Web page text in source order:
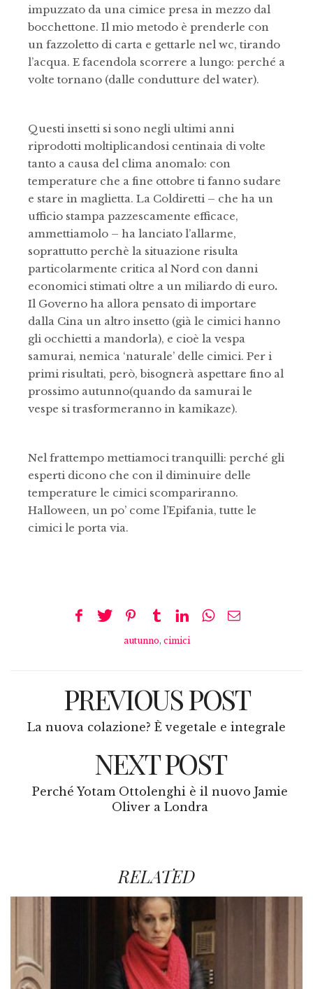
impuzzato da una cimice presa in mezzo dal
bocchettone. Il mio metodo è prenderle con
un fazzoletto di carta e gettarle nel wc, tirando
l’acqua. E facendola scorrere a lungo: perché a
volte tornano (dalle condutture del water).
Questi insetti si sono negli ultimi anni
riprodotti moltiplicandosi centinaia di volte
tanto a causa del clima anomalo: con
temperature che a fine ottobre ti fanno sudare
e stare in maglietta. La Coldiretti – che ha un
ufficio stampa pazzescamente efficace,
ammettiamolo – ha lanciato l’allarme,
soprattutto perchè la situazione risulta
particolarmente critica al Nord con danni
economici stimati oltre a un miliardo di euro.
Il Governo ha allora pensato di importare
dalla Cina un altro insetto (già le cimici hanno
gli occhietti a mandorla), e cioè la vespa
samurai, nemica ‘naturale’ delle cimici. Per i
primi risultati, però, bisognerà aspettare fino al
prossimo autunno(quando da samurai le
vespe si trasformeranno in kamikaze).
Nel frattempo mettiamoci tranquilli: perché gli
esperti dicono che con il diminuire delle
temperature le cimici scompariranno.
Halloween, un po’ come l’Epifania, tutte le
cimici le porta via.
autunno, cimici
PREVIOUS POST
La nuova colazione? È vegetale e integrale
NEXT POST
Perché Yotam Ottolenghi è il nuovo Jamie
Oliver a Londra
RELATED